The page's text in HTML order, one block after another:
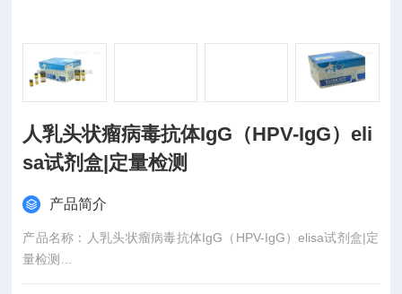
人乳头状瘤病毒抗体IgG（HPV-IgG）eli
sa试剂盒|定量检测
产品简介
产品名称：人乳头状瘤病毒抗体IgG（HPV-IgG）elisa试剂盒|定
量检测
英文名称：human papillomavirus IgG,HPV-IgG Elisa Kit